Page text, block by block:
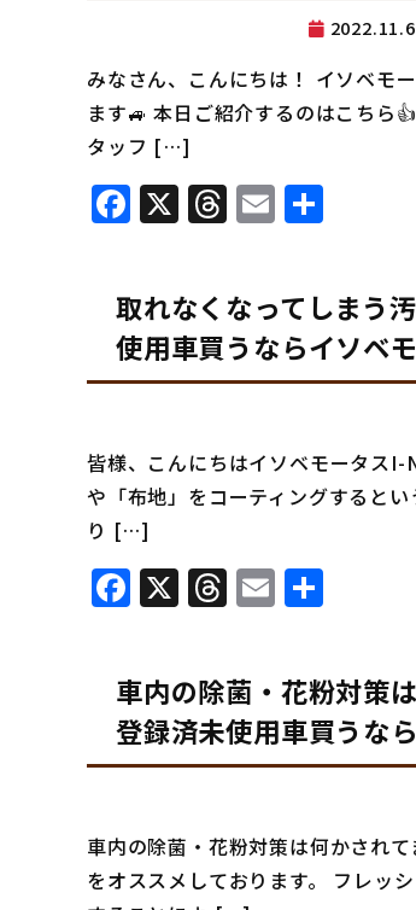
みなさん、こんにちは！ イソベモ
ます🚙 本日ご紹介するのはこちら
タッフ […]
Facebook
X Threads
Email
取れなくなってしまう
使用車買うならイソベ
皆様、こんにちはイソベモータスI-
や「布地」をコーティングすると
り […]
Facebook
X Threads
Email
車内の除菌・花粉対策
登録済未使用車買うな
車内の除菌・花粉対策は何かされ
をオススメしております。 フレッ